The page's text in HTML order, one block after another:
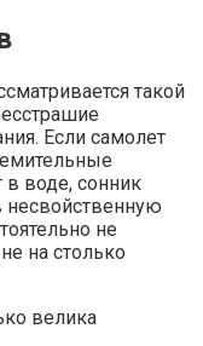
такой
Если самолет
воде, сонник
несвойственную
не
на столько